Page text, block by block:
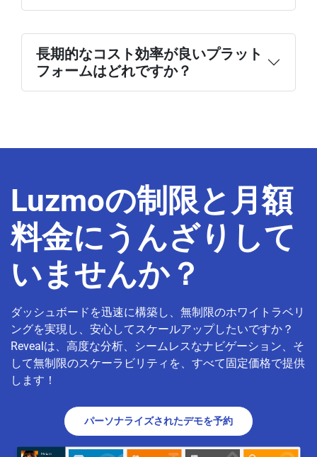
長期的なコスト効率が良いプラット
フォームはどれですか？
Luzmoの制限と月額
料金にうんざりして
いませんか？
ダッシュボードを迅速に構築し、無制限のホワイトラベリ
ングを実現し、安心してスケールアップしたいですか？
Revealは、高度な分析、シームレスなナビゲーション、そ
して無制限のスケーラビリティを、すべて固定価格で提供
します！
パーソナライズされたデモを予約